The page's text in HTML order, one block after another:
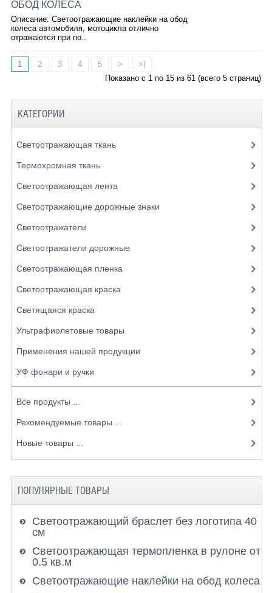
ОБОД КОЛЕСА
Описание: Светоотражающие наклейки на обод
колеса автомобиля, мотоцикла отлично
отражаются при по..
1 2 3 4 5 >
>|
Показано с 1 по 15 из 61 (всего 5 страниц)
КАТЕГОРИИ
Светоотражающая ткань
Термохромная ткань
Светоотражающая лента
Светоотражающие дорожные знаки
Светоотражатели
Светоотражатели дорожные
Светоотражающая пленка
Светоотражающая краска
Светящаяся краска
Ультрафиолетовые товары
Применения нашей продукции
УФ фонари и ручки
Все продукты ...
Рекомендуемые товары ...
Новые товары ...
ПОПУЛЯРНЫЕ ТОВАРЫ
Светоотражающий браслет без логотипа 40
см
Светоотражающая термопленка в рулоне от
0.5 кв.м
Светоотражающие наклейки на обод колеса